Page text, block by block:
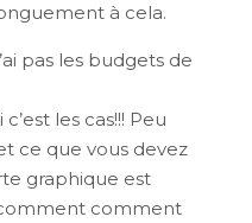
à cela.
pas les budgets de
les cas!!! Peu
ce que vous devez
graphique est
comment